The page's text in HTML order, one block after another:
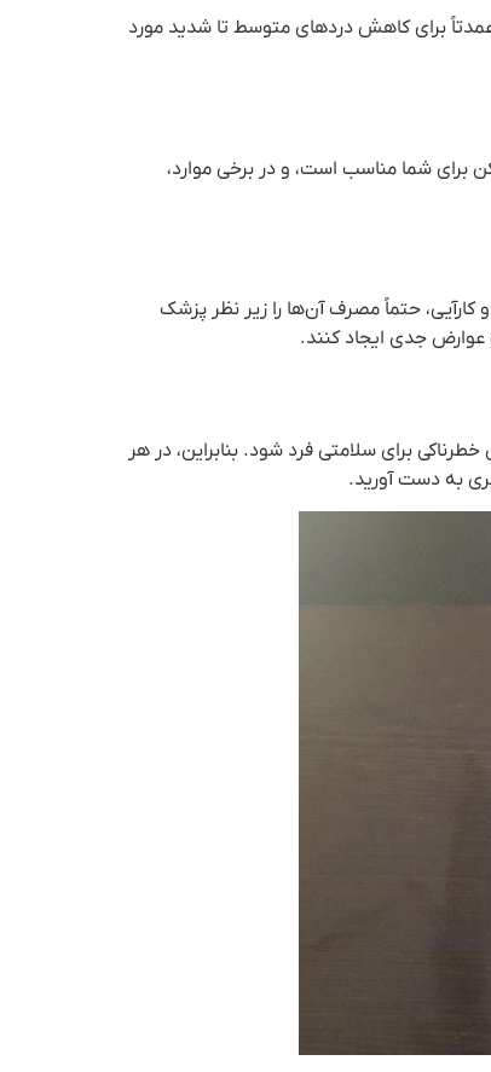
برای کاهش دردهای متوسط تا شدید مورد
شما مناسب است، و در برخی موارد،
کارآیی، حتماً مصرف آن‌ها را زیر نظر پزشک
عوارض جدی ایجاد کنند.
برای سلامتی فرد شود. بنابراین، در هر
به دست آورید.